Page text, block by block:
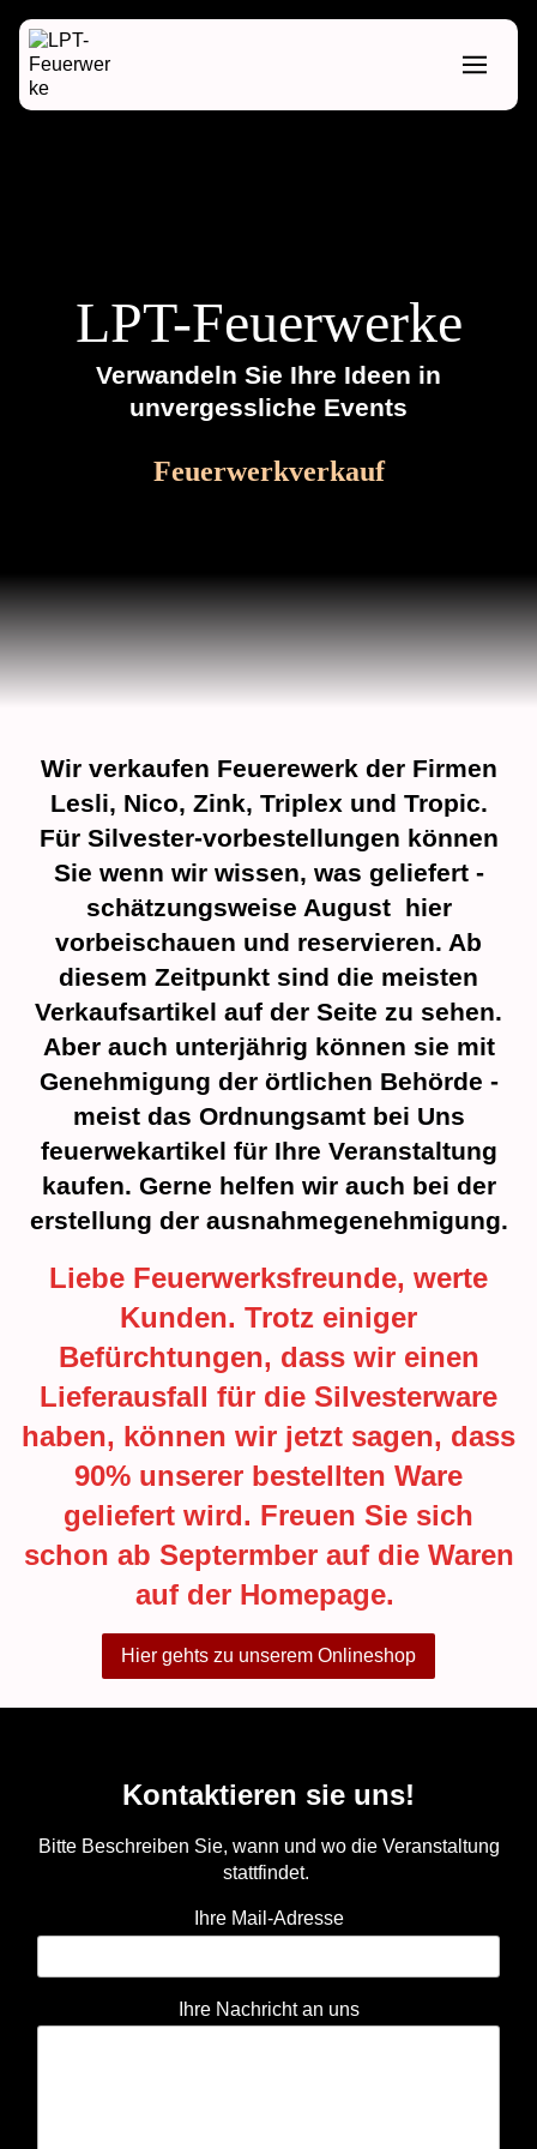
LPT-Feuerwerke
Verwandeln Sie Ihre Ideen in
unvergessliche Events
Feuerwerkverkauf
Wir verkaufen Feuerewerk der Firmen
Lesli, Nico, Zink, Triplex und Tropic.
Für Silvester-vorbestellungen können
Sie wenn wir wissen, was geliefert -
schätzungsweise August hier
vorbeischauen und reservieren. Ab
diesem Zeitpunkt sind die meisten
Verkaufsartikel auf der Seite zu sehen.
Aber auch unterjährig können sie mit
Genehmigung der örtlichen Behörde -
meist das Ordnungsamt bei Uns
feuerwekartikel für Ihre Veranstaltung
kaufen. Gerne helfen wir auch bei der
erstellung der ausnahmegenehmigung.
Liebe Feuerwerksfreunde, werte
Kunden. Trotz einiger
Befürchtungen, dass wir einen
Lieferausfall für die Silvesterware
haben, können wir jetzt sagen, dass
90% unserer bestellten Ware
geliefert wird. Freuen Sie sich
schon ab Septermber auf die Waren
auf der Homepage.
Hier gehts zu unserem Onlineshop
Kontaktieren sie uns!
Bitte Beschreiben Sie, wann und wo die Veranstaltung
stattfindet.
Ihre Mail-Adresse
Ihre Nachricht an uns